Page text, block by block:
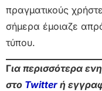
πραγματικούς
σήμερα έμοιαζε
τύπου.
Για περισσότερα
στο Twitter ή